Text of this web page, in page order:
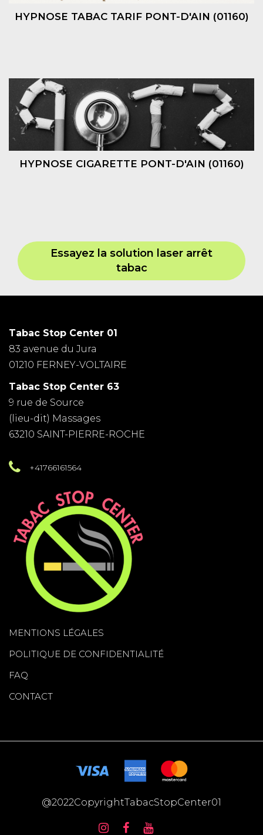
HYPNOSE TABAC TARIF PONT-D'AIN (01160)
HYPNOSE CIGARETTE PONT-D'AIN (01160)
Essayez la solution laser arrêt
tabac
Tabac Stop Center 01
83 avenue du Jura
01210 FERNEY-VOLTAIRE
Tabac Stop Center 63
9 rue de Source
(lieu-dit) Massages
63210 SAINT-PIERRE-ROCHE
+41766161564
MENTIONS LÉGALES
POLITIQUE DE CONFIDENTIALITÉ
FAQ
CONTACT
@2022CopyrightTabacStopCenter01